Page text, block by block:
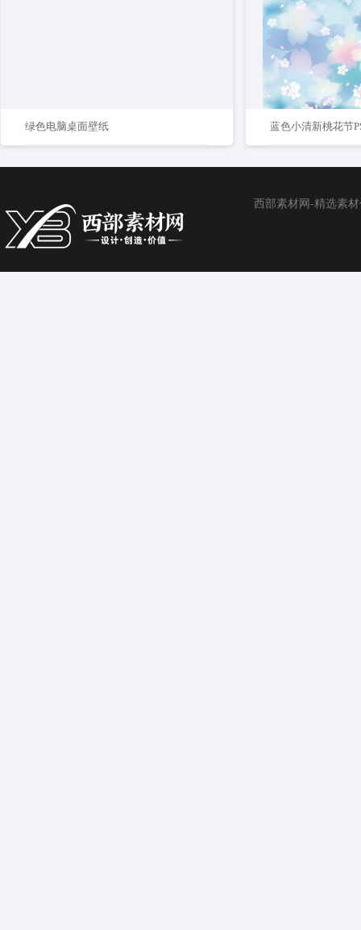
绿色电脑桌面壁纸 蓝色小清新桃花节
西部素材网-精选素